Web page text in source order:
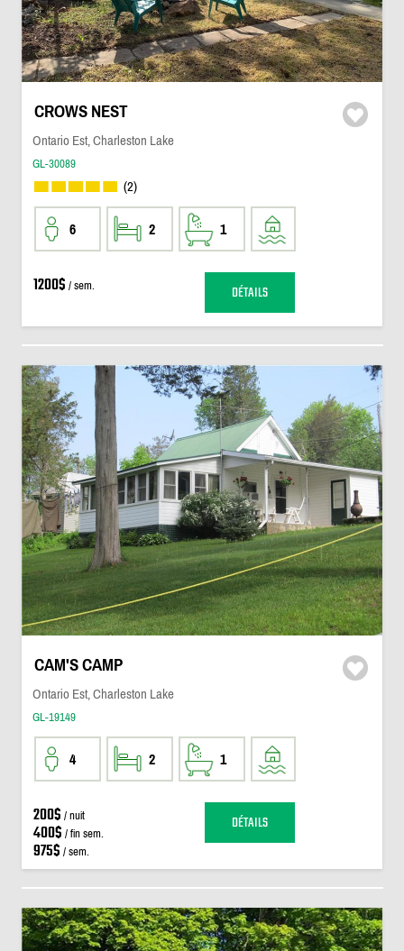
CROWS NEST
Ontario Est, Charleston Lake
GL-30089
(2)
6 2 1
1200$ / sem. DÉTAILS
CAM'S CAMP
Ontario Est, Charleston Lake
GL-19149
4 2 1
200$ / nuit
400$ / fin sem.
975$ / sem.
DÉTAILS